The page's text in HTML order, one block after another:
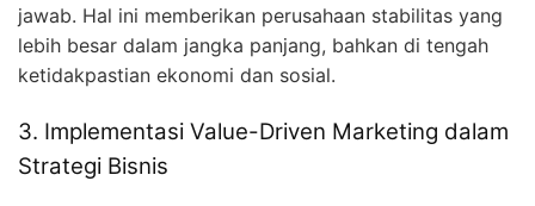
jawab. Hal ini memberikan perusahaan stabilitas yang
lebih besar dalam jangka panjang, bahkan di tengah
ketidakpastian ekonomi dan sosial.
3. Implementasi Value-Driven Marketing dalam
Strategi Bisnis